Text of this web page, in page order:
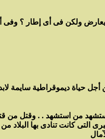
ولكن فى أى إطار ؟ وفى
حياة ديموقراطية سايمة
التى كانت تنادى بها البلاد